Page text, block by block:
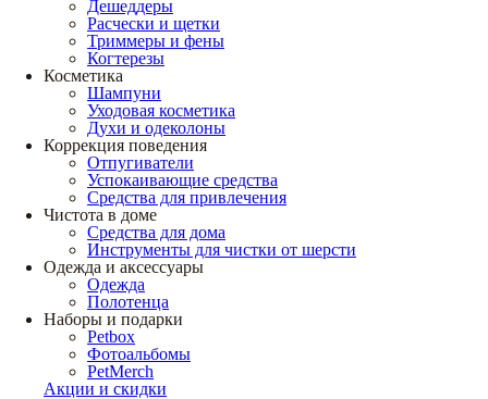
Дешеддеры
Расчески и щетки
Триммеры и фены
Когтерезы
Косметика
Шампуни
Уходовая косметика
Духи и одеколоны
Коррекция поведения
Отпугиватели
Успокаивающие средства
Средства для привлечения
Чистота в доме
Средства для дома
Инструменты для чистки от шерсти
Одежда и аксессуары
Одежда
Полотенца
Наборы и подарки
Petbox
Фотоальбомы
PetMerch
Акции и скидки